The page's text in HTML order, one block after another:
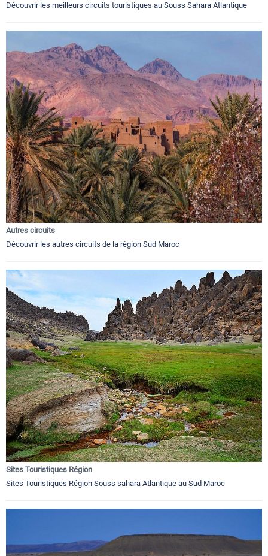
Découvrir les meilleurs circuits touristiques au Souss Sahara Atlantique
Autres circuits
Découvrir les autres circuits de la région Sud Maroc
Sites Touristiques Région
Sites Touristiques Région Souss sahara Atlantique au Sud Maroc